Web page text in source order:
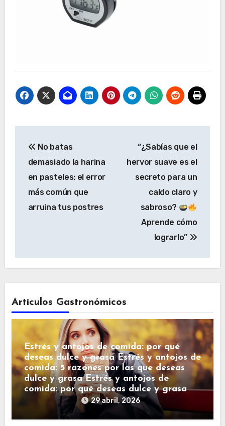
de
entradas
No batas
demasiado la harina
en pasteles: el error
más común que
arruina tus postres
“¿Sabías que el
hervor suave es el
secreto para un
caldo claro y
sabroso?
Aprende cómo
lograrlo”
Artículos Gastronómicos
Estrés y antojos de comida: por qué
deseas dulce y grasa Estrés y antojos de
comida: 5 razones por las que deseas
dulce y grasa Estrés y antojos de
comida: por qué deseas dulce y grasa
29 abril, 2026